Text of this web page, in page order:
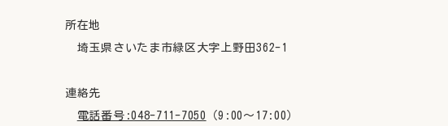
所在地
埼玉県さいたま市緑区大字上野田362-1
連絡先
電話番号:048-711-7050
（9:00～17:00）